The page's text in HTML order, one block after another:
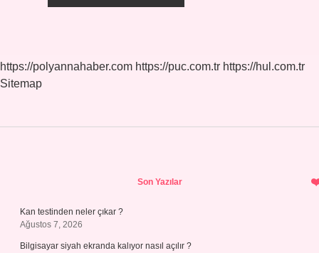
https://polyannahaber.com https://puc.com.tr https://hul.com.tr
Sitemap
Son Yazılar
Kan testinden neler çıkar ?
Ağustos 7, 2026
Bilgisayar siyah ekranda kalıyor nasıl açılır ?